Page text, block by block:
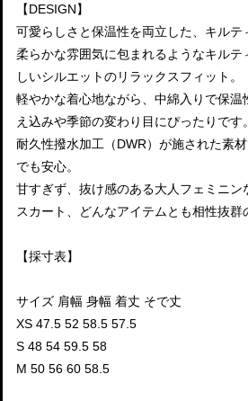
【DESIGN】
可愛らしさと保温性を両立した、キルテ
柔らかな雰囲気に包まれるようなキルテ
しいシルエットのリラックスフィット。
軽やかな着心地ながら、中綿入りで保
え込みや季節の変わり目にぴったりです。
耐久性撥水加工（DWR）が施された素
でも安心。
甘すぎず、抜け感のある大人フェミニ
スカート、どんなアイテムとも相性抜群
【採寸表】
サイズ 肩幅 身幅 着丈 そで丈
XS 47.5 52 58.5 57.5
S 48 54 59.5 58
M 50 56 60 58.5